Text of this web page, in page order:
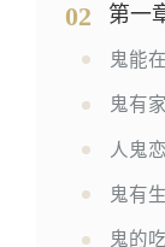
02 第一
鬼能
鬼有
人鬼
鬼有
鬼的